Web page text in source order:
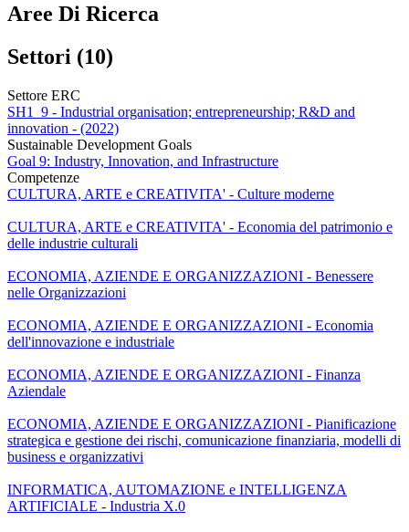
Aree Di Ricerca
Settori (10)
Settore ERC
SH1_9 - Industrial organisation; entrepreneurship; R&D and
innovation - (2022)
Sustainable Development Goals
Goal 9: Industry, Innovation, and Infrastructure
Competenze
CULTURA, ARTE e CREATIVITA' - Culture moderne
CULTURA, ARTE e CREATIVITA' - Economia del patrimonio e
delle industrie culturali
ECONOMIA, AZIENDE E ORGANIZZAZIONI - Benessere
nelle Organizzazioni
ECONOMIA, AZIENDE E ORGANIZZAZIONI - Economia
dell'innovazione e industriale
ECONOMIA, AZIENDE E ORGANIZZAZIONI - Finanza
Aziendale
ECONOMIA, AZIENDE E ORGANIZZAZIONI - Pianificazione
strategica e gestione dei rischi, comunicazione finanziaria, modelli di
business e organizzativi
INFORMATICA, AUTOMAZIONE e INTELLIGENZA
ARTIFICIALE - Industria X.0